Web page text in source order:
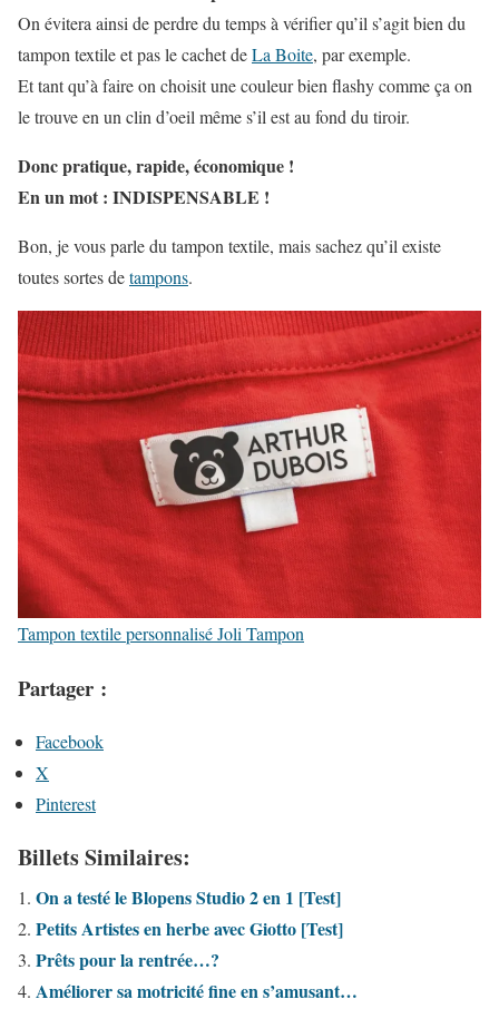
On évitera ainsi de perdre du temps à vérifier qu’il s’agit bien du
tampon textile et pas le cachet deLa Boite, par exemple.
Et tant qu’à faire on choisit une couleur bien flashy comme ça on
le trouve en un clin d’oeil même s’il est au fond du tiroir.
Donc pratique, rapide, économique !
En un mot : INDISPENSABLE !
Bon, je vous parle du tampon textile, mais sachez qu’il existe
toutes sortes detampons.
Tampon textile personnalisé Joli Tampon
Partager :
Facebook
X
Pinterest
Billets Similaires:
On a testé le Blopens Studio 2 en 1 [Test]
Petits Artistes en herbe avec Giotto [Test]
Prêts pour la rentrée…?
Améliorer sa motricité fine en s’amusant…